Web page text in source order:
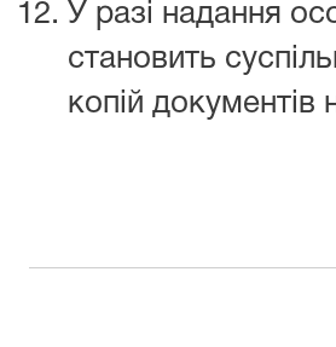
У разі надання
становить
копій документів